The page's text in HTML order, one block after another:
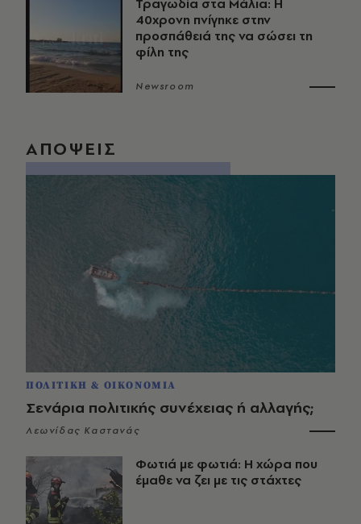
Τραγωδία στα Μάλια: Η
40χρονη πνίγηκε στην
προσπάθειά της να σώσει τη
φίλη της
Newsroom
ΑΠΟΨΕΙΣ
ΠΟΛΙΤΙΚΗ & ΟΙΚΟΝΟΜΙΑ
Σενάρια πολιτικής συνέχειας ή αλλαγής;
Λεωνίδας Καστανάς
Φωτιά με φωτιά: Η χώρα που
έμαθε να ζει με τις στάχτες